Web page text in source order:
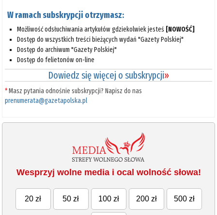
W ramach subskrypcji otrzymasz:
Możliwość odsłuchiwania artykułów gdziekolwiek jesteś [NOWOŚĆ]
Dostęp do wszystkich treści bieżących wydań "Gazety Polskiej"
Dostęp do archiwum "Gazety Polskiej"
Dostęp do felietonów on-line
Dowiedz się więcej o subskrypcji»
*Masz pytania odnośnie subskrypcji? Napisz do nas
prenumerata@gazetapolska.pl
Wesprzyj wolne media i ocal wolność słowa!
20 zł 50 zł 100 zł 200 zł 500 zł